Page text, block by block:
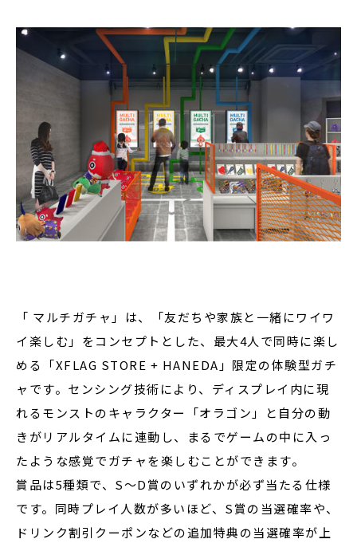
「 マルチガチャ」は、「友だちや家族と一緒にワイワ
イ楽しむ」をコンセプトとした、最大4人で同時に楽し
める「XFLAG STORE + HANEDA」限定の体験型ガチ
ャです。センシング技術により、ディスプレイ内に現
れるモンストのキャラクター「オラゴン」と自分の動
きがリアルタイムに連動し、まるでゲームの中に入っ
たような感覚でガチャを楽しむことができます。
賞品は5種類で、S～D賞のいずれかが必ず当たる仕様
です。同時プレイ人数が多いほど、S賞の当選確率や、
ドリンク割引クーポンなどの追加特典の当選確率が上